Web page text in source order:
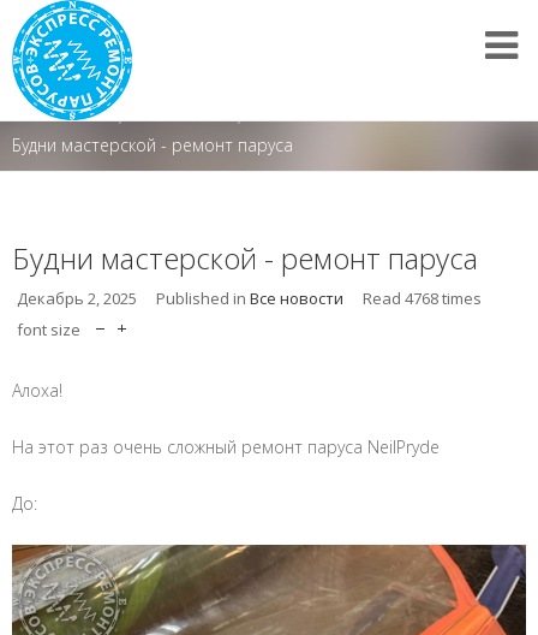
Все новости / /
Будни мастерской - ремонт паруса
Будни мастерской - ремонт паруса
Декабрь 2, 2025 Published in Все новости Read 4768times
font size
Алоха!
На этот раз очень сложный ремонт паруса NeilPryde
До: